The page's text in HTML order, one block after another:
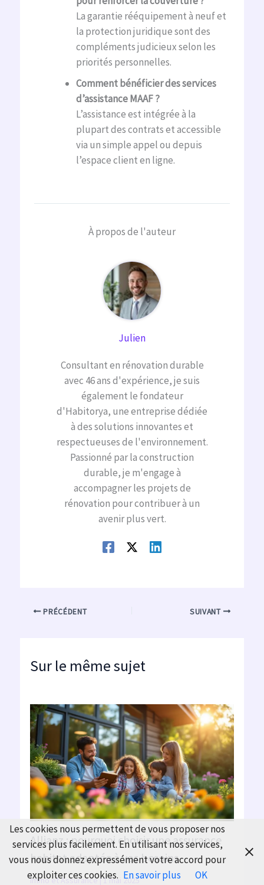
La garantie rééquipement à neuf et
la protection juridique sont des
compléments judicieux selon les
priorités personnelles.
Comment bénéficier des services
d’assistance MAAF ?
L’assistance est intégrée à la
plupart des contrats et accessible
via un simple appel ou depuis
l’espace client en ligne.
À propos de l'auteur
Julien
Consultant en rénovation durable
avec 46 ans d'expérience, je suis
également le fondateur
d'Habitorya, une entreprise dédiée
à des solutions innovantes et
respectueuses de l'environnement.
Passionné par la construction
durable, je m'engage à
accompagner les projets de
rénovation pour contribuer à un
avenir plus vert.
PRÉCÉDENT SUIVANT
Sur le même sujet
Allianz : pourquoi choisir une assurance
habitat adaptée à vos besoins
Immo et Assurance|1 mai 2025
Les cookies nous permettent de vous proposer nos
services plus facilement. En utilisant nos services,
vous nous donnez expressément votre accord pour
exploiter ces cookies. En savoir plus OK